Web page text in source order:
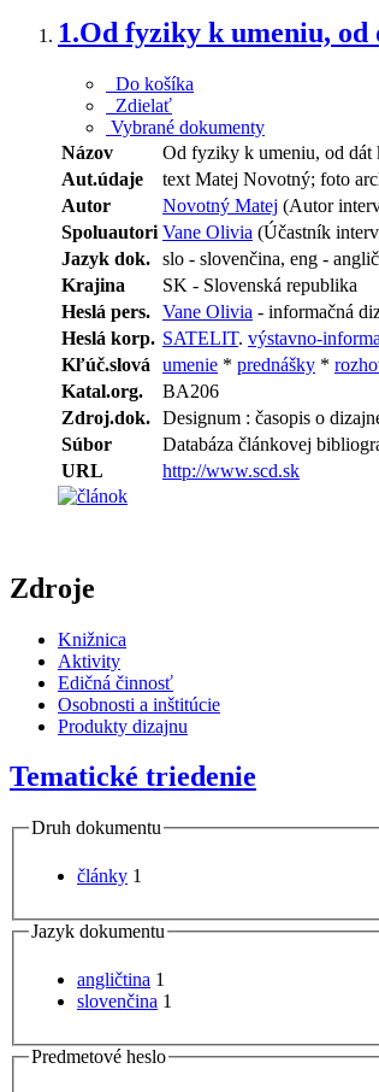
1.Od fyziky k umeniu, od
Do košíka
Zdielať
Vybrané dokumenty
Názov
Od fyziky k umeniu, od dát
Aut.údaje
text Matej Novotný; foto
Autor
Novotný Matej (Autor
Spoluautori Vane Olivia (Účastník
Jazyk dok. slo - slovenčina, eng -
Krajina
SK - Slovenská republika
Heslá pers. Vane Olivia - informačná
Heslá korp. SATELIT. výstavno-
Kľúč.slová
umenie * prednášky *
Katal.org.
BA206
Zdroj.dok. Designum : časopis o
Súbor
Databáza článkovej
URL
http://www.scd.sk
Zdroje
Knižnica
Aktivity
Edičná činnosť
Osobnosti a inštitúcie
Produkty dizajnu
Tematické triedenie
Druh dokumentu
články 1
Jazyk dokumentu
angličtina 1
slovenčina 1
Predmetové heslo